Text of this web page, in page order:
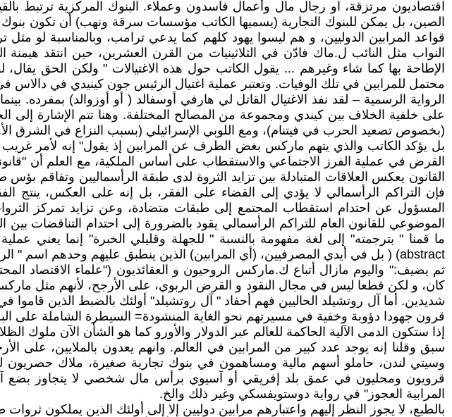
الصين، بل يمكن للبنوك التجارية (يسميها الكاتب مؤسسات سرقة ونهب) أن تكون
قواعد المرابين الدوليين، و هم ليسوا يهود كلهم كما يدعي ترامب، وبالمناسبة
النواب مثل النائب ل.ماك فادّن في الثلاثينيات من القرن العشرين، حين انتقد
الإطاحة بها كما شاء وغيرهم ... يقول الكاتب حول هذه الاغتيالات " ولكن الحق يقال،
محتمل للمرابين في تلك الوفيات. وتعتبر عملية اغتيال الرئيس جون كينيدي في دالاس في عام 1963 أحد أنصع الأمثلة
الرواية الرسمية – لقد نفذ الاغتيال القاتل لي هارفي أوسفالد ( أو أوزوالد) بمفرده.
(بخصوص تصعيد الحرب في فيتنام)، ومع اللوبي الإسرائيلي (بسبب النزاع في الشرق
بل يؤكد الكاتب والذي يتهم ماركس بغض الطرف عن المرابين إذ يقول" إنه لأمر
القرض في عملية الفرز الاجتماعي والاستقطاب على أساس الملكية، مع العلم أن
القانون يعكس العلاقات المتبادلة بين تزايد الثروة لدى طبقة الرأسماليين وتفاقم
فإن التراكم الرأسمالي لا يؤدي إلى القضاء على الفقر، بل إنه على العكس، ينتج
المسؤول عن احتدام استقطاب المجتمع إلى طبقات متضادة، وعن تزايد تمركز
الموضوعي للقانون العام للتراكم الرأسمالي يقود بالضرورة إلى احتدام التناقضات بين
ما قمنا " بترجمته" إلى لغة مفهومة بالنسبة " للجهلة وقليلي الخبرة" إنما يعني
abstract) ( بل في أيدي المصرفيين، (أي المرابين) الذين ينطبق عليهم وحدهم اسم " الرأسماليين".
ثم يضيف:" واليوم مازال أتباع ك.ماركس الروحيون و العقائديون ("علماء الاقتصاد
كان، و لكن قطعا ليس في مجال النقود و القرض الربوي، على الأرجح، لأنهم مثل
شديدين. أما آل روتشيلد الحاليين فهم أحفاد " آل روتشيلد" أولئك بالضبط الذين
قرون جهودا دؤوبة وخفية في مسيرتهم نحو الغاية المنشودة= السيطرة الشاملة على
إذا ستكون الدمى الآلية الحاكمة للعالم عبر الدولار والأورو كما هو الشأن الآن ملوك
سبق وقلنا إنه يوجد عدد كبير من المرابين في العالم. وانهم يعدون بالملايين،
وسيتي لندن، حاملو أسهم مالية ومساهمون في بنوك تجارية صغيرة، ملاك حصريون
قرويون ومحليون في عمق بلد إفريقي أو آسيوي برأس مال شخصي لا يتجاوز بضع
المرابية العجوز" في رواية دوستويفسكي وغير ذلك والخ.
بالطبع، لا يجوز النظر إليهم واعتبارهم مرابين دوليين إلا إلى أولئك الذين يملكون